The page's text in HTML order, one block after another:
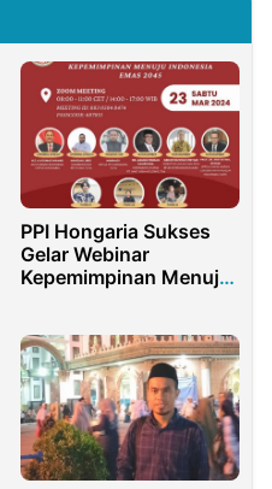
PPI Hongaria Sukses
Gelar Webinar
Kepemimpinan Menuju